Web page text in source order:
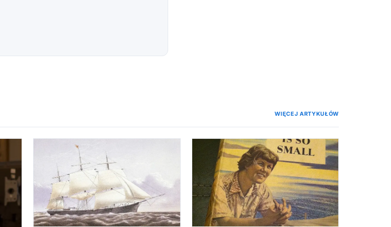
WIĘCEJ ARTYKUŁÓW